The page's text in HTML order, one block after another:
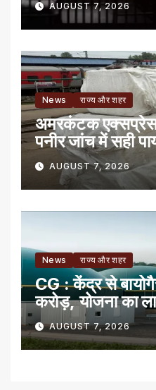
AUGUST 7, 2026
News राज्य और शहर
अमरकंटक
पनीर जांच में सही
AUGUST 7, 2026
News राज्य और शहर
CG : केंद्र से
करोड़, योजना का
पहला राज्य
AUGUST 7, 2026